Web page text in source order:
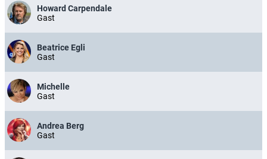
Howard Carpendale
Gast
Beatrice Egli
Gast
Michelle
Gast
Andrea Berg
Gast